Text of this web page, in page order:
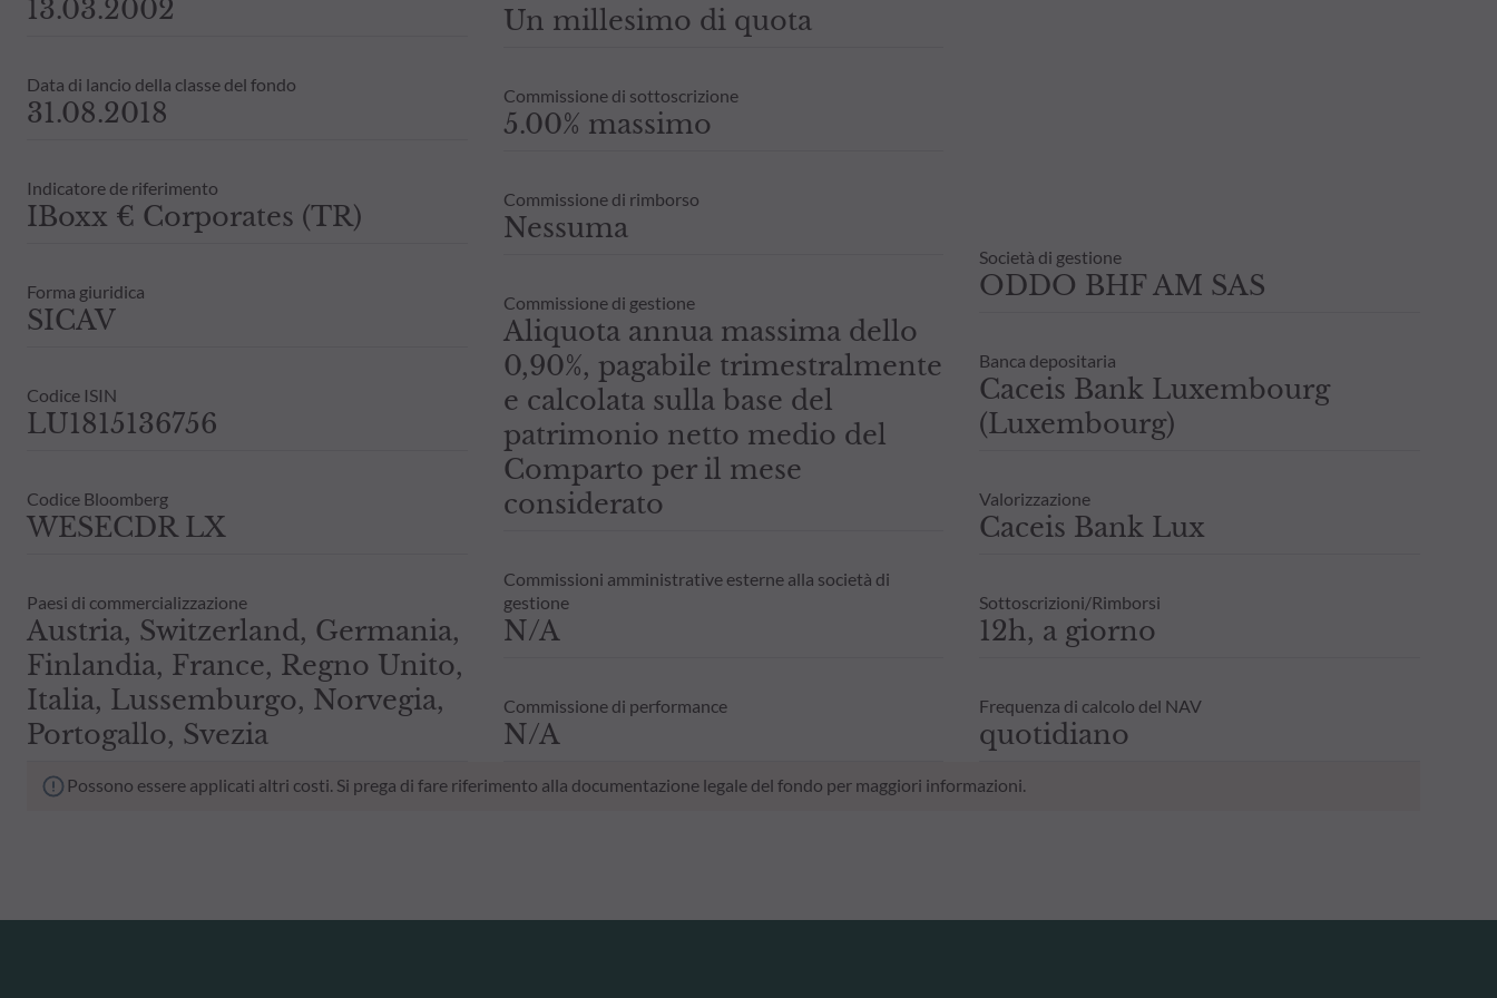
13.03.2002
Data di lancio della classe del fondo
31.08.2018
Indicatore de riferimento
IBoxx € Corporates (TR)
Forma giuridica
SICAV
Codice ISIN
LU1815136756
Codice Bloomberg
WESECDR LX
Paesi di commercializzazione
Austria, Switzerland, Germania,
Finlandia, France, Regno Unito,
Italia, Lussemburgo, Norvegia,
Portogallo, Svezia
Un millesimo di quota
Commissione di sottoscrizione
5.00% massimo
Commissione di rimborso
Nessuma
Commissione di gestione
Aliquota annua massima dello
0,90%, pagabile trimestralmente
e calcolata sulla base del
patrimonio netto medio del
Comparto per il mese
considerato
Commissioni amministrative esterne alla società di
gestione
N/A
Commissione di performance
N/A
Società di gestione
ODDO BHF AM SAS
Banca depositaria
Caceis Bank Luxembourg
(Luxembourg)
Valorizzazione
Caceis Bank Lux
Sottoscrizioni/Rimborsi
12h, a giorno
Frequenza di calcolo del NAV
quotidiano
Possono essere applicati altri costi. Si prega di fare riferimento alla documentazione legale del fondo per maggiori informazioni.